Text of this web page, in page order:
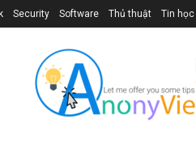
Security Software Thủ thuật Tin